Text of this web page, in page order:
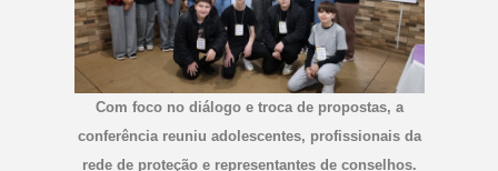
Com foco no diálogo e troca de propostas, a
conferência reuniu adolescentes, profissionais da
rede de proteção e representantes de conselhos.